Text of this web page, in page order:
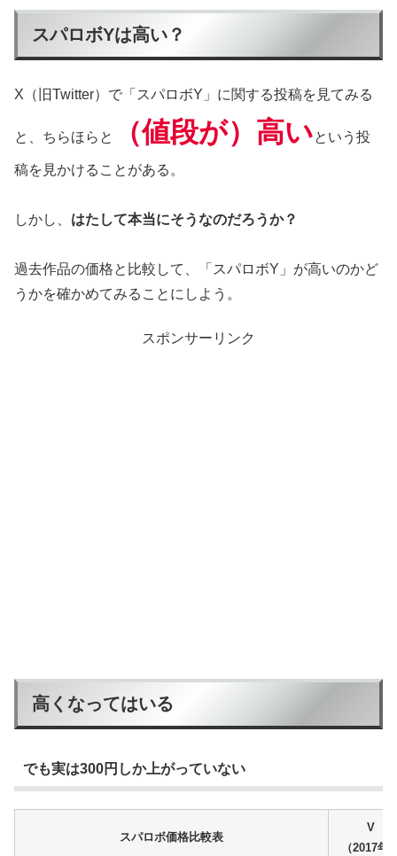
スパロボYは高い？
X（旧Twitter）で「スパロボY」に関する投稿を見てみる
と、ちらほらと （値段が）高いという投
稿を見かけることがある。
しかし、 はたして本当にそうなのだろうか？
過去作品の価格と比較して、「スパロボY」が高いのかど
うかを確かめてみることにしよう。
スポンサーリンク
高くなってはいる
でも実は300円しか上がっていない
スパロボ価格比較表
V
（2017年